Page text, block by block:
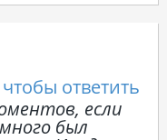
ответить
если
был